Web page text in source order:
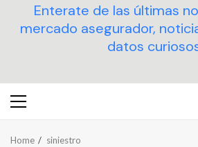
Enterate de las últimas
mercado asegurador,
datos
Primary
Home siniestro